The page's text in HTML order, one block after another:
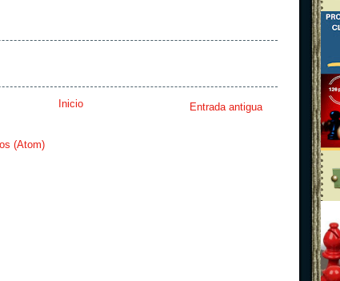
Entrada antigua
Inicio
(Atom)